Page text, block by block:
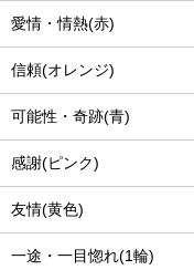
愛情・情熱(赤)
信頼(オレンジ)
可能性・奇跡(青)
感謝(ピンク)
友情(黄色)
一途・一目惚れ(1輪)